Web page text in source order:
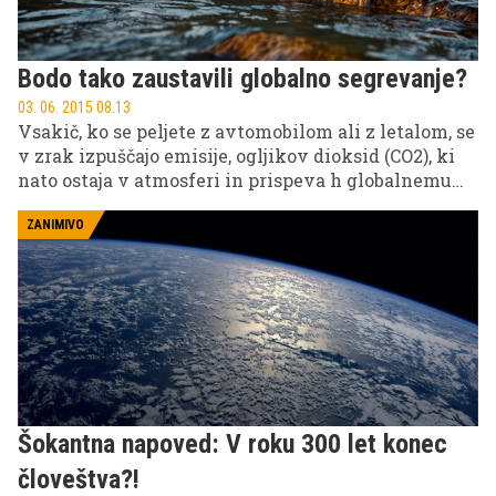
Bodo tako zaustavili globalno segrevanje?
03. 06. 2015 08.13
Vsakič, ko se peljete z avtomobilom ali z letalom, se
v zrak izpuščajo emisije, ogljikov dioksid (CO2), ki
nato ostaja v atmosferi in prispeva h globalnemu
segrevanju. Drevesa sicer porabljajo CO2 in v
procesu fotosinteze v ozračje sproščajo plin kisik
(O2), a tudi če bi povsod, kjer je mogoče, nasadili
drevje, ne bi rešili težave. Imeli bi hkrati tudi
presežek lesa, tega bi morali kuriti, pri tem pa bi se
znova sproščal ogljik.
ZANIMIVO
Šokantna napoved: V roku 300 let konec
človeštva?!